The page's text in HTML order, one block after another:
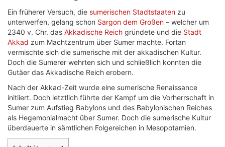
Ein früherer Versuch, die sumerischen Stadtstaaten zu
unterwerfen, gelang schon Sargon dem Großen – welcher um
2340 v. Chr. das Akkadische Reich gründete und die Stadt
Akkad zum Machtzentrum über Sumer machte. Fortan
vermischte sich die sumerische mit der akkadischen Kultur.
Doch die Sumerer wehrten sich und schließlich konnten die
Gutäer das Akkadische Reich erobern.
Nach der Akkad-Zeit wurde eine sumerische Renaissance
initiiert. Doch letztlich führte der Kampf um die Vorherrschaft in
Sumer zum Aufstieg Babylons und des Babylonischen Reiches
als Hegemonialmacht über Sumer. Doch die sumerische Kultur
überdauerte in sämtlichen Folgereichen in Mesopotamien.